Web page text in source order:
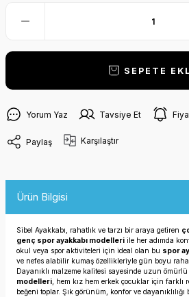
SEPETE
Yorum Yaz Tavsiye Et
Paylaş Karşılaştır
Ürün Bilgisi
Sibel Ayakkabı, rahatlık ve tarzı bir araya getiren
genç spor ayakkabı modelleri ile her adımda
okul veya spor aktiviteleri için ideal olan bu spor
ve nefes alabilir kumaş özellikleriyle gün boyu
Dayanıklı malzeme kalitesi sayesinde uzun ömürlü
modelleri , hem kız hem erkek çocuklar için farklı
beğeni toplar. Şık görünüm, konfor ve